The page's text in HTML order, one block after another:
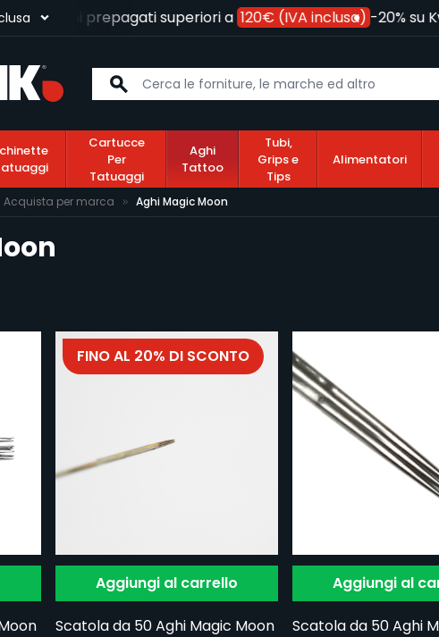
ordini prepagati superiori a 120€ (IVA inclusa)-20% su
Cartucce
Per
Tatuaggi
Aghi
Tattoo
Tubi,
Grips e
Tips
Alimentatori
Acquista per marca Aghi Magic Moon
Aggiungi al carrello
Scatola da 50 Aghi Magic Moon
FINO AL 20% DI SCONTO
Aggiungi al
Scatola da 50 Aghi